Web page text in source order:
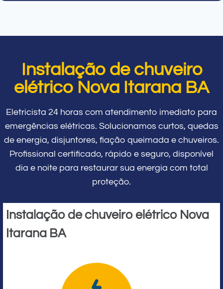
Instalação de chuveiro
elétrico Nova Itarana BA
Eletricista 24 horas com atendimento imediato para
emergências elétricas. Solucionamos curtos, quedas
de energia, disjuntores, fiação queimada e chuveiros.
Profissional certificado, rápido e seguro, disponível
dia e noite para restaurar sua energia com total
proteção.
Instalação de chuveiro elétrico Nova
Itarana BA